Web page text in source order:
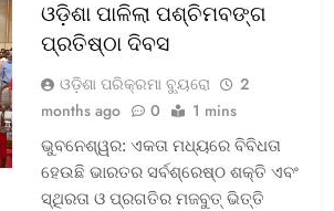
ଓଡ଼ିଶା ପାଳିଲା ପଶ୍ଚିମବଙ୍ଗ
ପ୍ରତିଷ୍ଠା ଦିବସ
ଓଡ଼ିଶା ପରିକ୍ରମା ବ୍ୟୁରୋ
2
months ago
0 1 mins
ଭୁବନେଶ୍ୱର: ଏକତା ମଧ୍ୟରେ ବିବିଧତା
ହେଉଛି ଭାରତର ସର୍ବଶ୍ରେଷ୍ଠ ଶକ୍ତି ଏବଂ
ସ୍ଥିରତା ଓ ପ୍ରଗତିର ମଜବୁତ୍ ଭିତ୍ତି